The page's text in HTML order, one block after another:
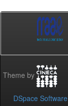
Theme by
DSpace Software